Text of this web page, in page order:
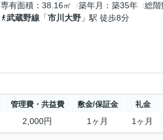
専有面積
38.16㎡ 築年月 築35年 総階
武蔵野線 「市川大野 」駅 徒歩8分
管理費・共益費 敷金/保証金 礼金
2,000円 1ヶ月 1ヶ月